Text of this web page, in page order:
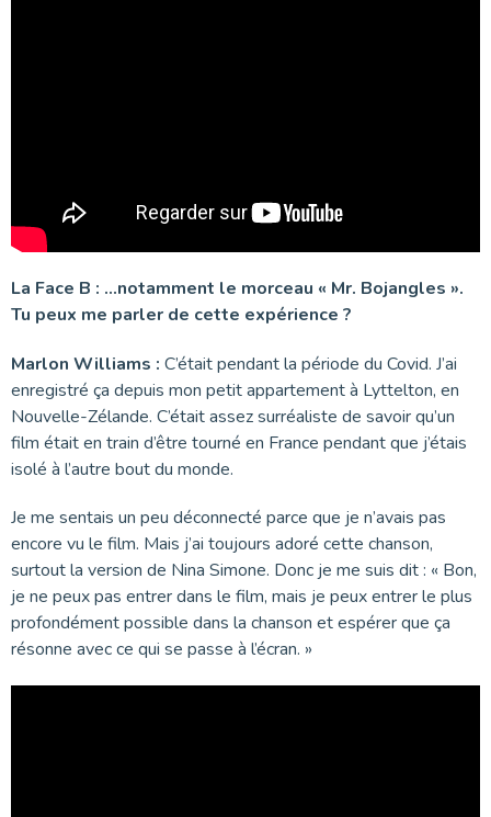
La Face B : …notamment le morceau « Mr. Bojangles ».
Tu peux me parler de cette expérience ?
Marlon Williams : C’était pendant la période du Covid. J’ai
enregistré ça depuis mon petit appartement à Lyttelton, en
Nouvelle-Zélande. C’était assez surréaliste de savoir qu’un
film était en train d’être tourné en France pendant que j’étais
isolé à l’autre bout du monde.
Je me sentais un peu déconnecté parce que je n’avais pas
encore vu le film. Mais j’ai toujours adoré cette chanson,
surtout la version de Nina Simone. Donc je me suis dit : « Bon,
je ne peux pas entrer dans le film, mais je peux entrer le plus
profondément possible dans la chanson et espérer que ça
résonne avec ce qui se passe à l’écran. »